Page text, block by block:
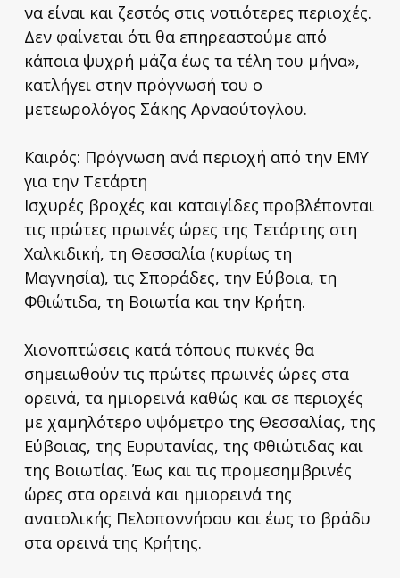
να είναι και ζεστός στις νοτιότερες περιοχές.
Δεν φαίνεται ότι θα επηρεαστούμε από
κάποια ψυχρή μάζα έως τα τέλη του μήνα»,
κατλήγει στην πρόγνωσή του ο
μετεωρολόγος Σάκης Αρναούτογλου.
Καιρός: Πρόγνωση ανά περιοχή από την ΕΜΥ
για την Τετάρτη
Ισχυρές βροχές και καταιγίδες προβλέπονται
τις πρώτες πρωινές ώρες της Τετάρτης στη
Χαλκιδική, τη Θεσσαλία (κυρίως τη
Μαγνησία), τις Σποράδες, την Εύβοια, τη
Φθιώτιδα, τη Βοιωτία και την Κρήτη.
Χιονοπτώσεις κατά τόπους πυκνές θα
σημειωθούν τις πρώτες πρωινές ώρες στα
ορεινά, τα ημιορεινά καθώς και σε περιοχές
με χαμηλότερο υψόμετρο της Θεσσαλίας, της
Εύβοιας, της Ευρυτανίας, της Φθιώτιδας και
της Βοιωτίας. Έως και τις προμεσημβρινές
ώρες στα ορεινά και ημιορεινά της
ανατολικής Πελοποννήσου και έως το βράδυ
στα ορεινά της Κρήτης.